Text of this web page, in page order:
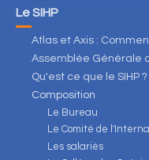
Le SIHP
Atlas et Axis :
Assemblée Générale
Qu'est ce que le SIHP ?
Composition
Le Bureau
Le Comité de
Les salariés